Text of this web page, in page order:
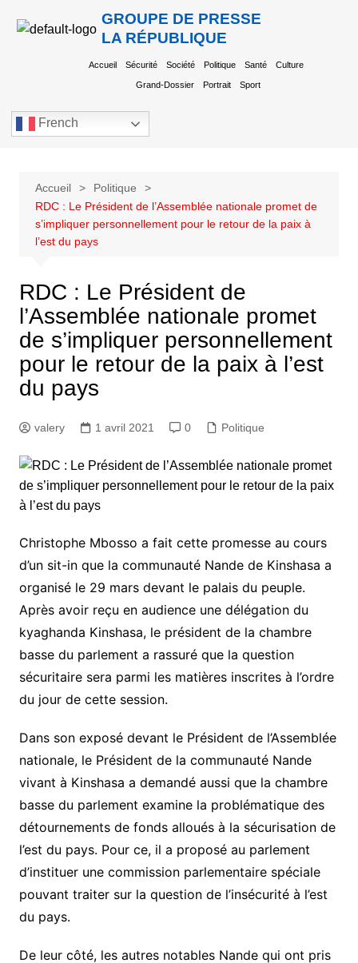
GROUPE DE PRESSE
LA RÉPUBLIQUE
Accueil Sécurité Société Politique Santé Culture
Grand-Dossier Portrait Sport
French
Accueil
Politique
RDC : Le Président de l’Assemblée nationale promet de
s’impliquer personnellement pour le retour de la paix à
l’est du pays
RDC : Le Président de
l’Assemblée nationale promet
de s’impliquer personnellement
pour le retour de la paix à l’est
du pays
valery 1 avril 2021 0 Politique
Christophe Mbosso a fait cette promesse au cours
d’un sit-in que la communauté Nande de Kinshasa a
organisé le 29 mars devant le palais du peuple.
Après avoir reçu en audience une délégation du
kyaghanda Kinshasa, le président de la chambre
basse du parlement a rassuré que la question
sécuritaire sera parmi les matières inscrites à l’ordre
du jour de cette session.
Dans son exposé devant le Président de l’Assemblée
nationale, le Président de la communauté Nande
vivant à Kinshasa a demandé aussi que la chambre
basse du parlement examine la problématique des
détournements de fonds alloués à la sécurisation de
l’est du pays. Pour ce, il a proposé au parlement
d’instituer une commission parlementaire spéciale
pouvant traiter sur la question de l’insécurité à l’est
du pays.
De leur côté, les autres notables Nande qui ont pris